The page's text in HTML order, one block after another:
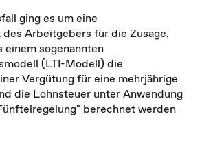
ging es um eine
Arbeitgebers für die Zusage,
einem sogenannten
(LTI-Modell) die
Vergütung für eine mehrjährige
die Lohnsteuer unter Anwendung
berechnet werden